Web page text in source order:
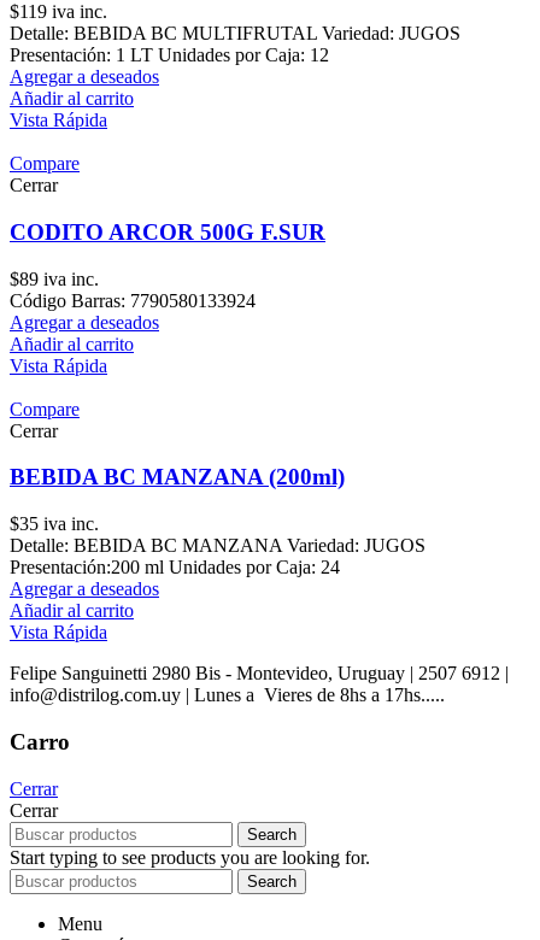
$119 iva inc.
Detalle: BEBIDA BC MULTIFRUTAL Variedad: JUGOS
Presentación: 1 LT Unidades por Caja: 12
Agregar a deseados
Añadir al carrito
Vista Rápida
Compare
Cerrar
CODITO ARCOR 500G F.SUR
$89 iva inc.
Código Barras: 7790580133924
Agregar a deseados
Añadir al carrito
Vista Rápida
Compare
Cerrar
BEBIDA BC MANZANA (200ml)
$35 iva inc.
Detalle: BEBIDA BC MANZANA Variedad: JUGOS
Presentación:200 ml Unidades por Caja: 24
Agregar a deseados
Añadir al carrito
Vista Rápida
Felipe Sanguinetti 2980 Bis - Montevideo, Uruguay | 2507 6912 |
info@distrilog.com.uy | Lunes a Vieres de 8hs a 17hs.....
Carro
Cerrar
Cerrar
Search
Start typing to see products you are looking for.
Search
Menu